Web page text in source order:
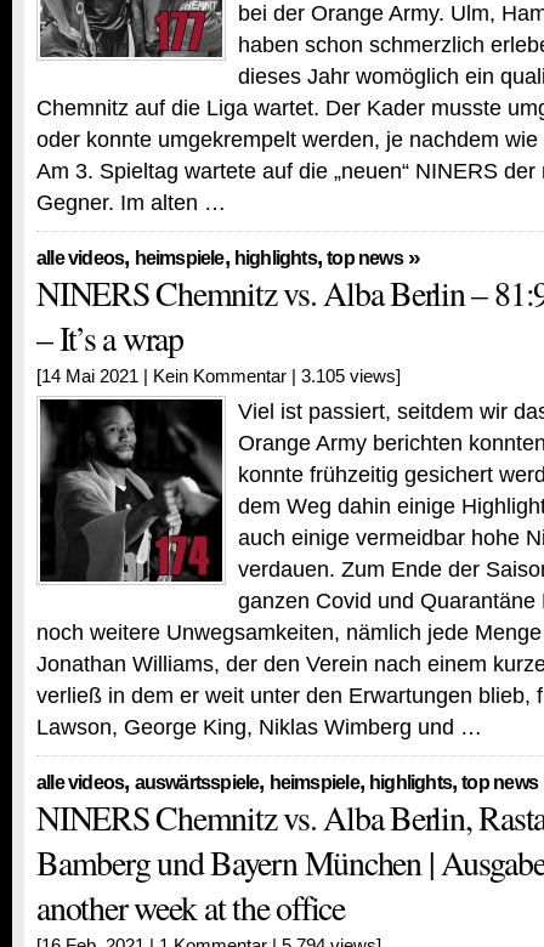
bei der Orange Army. Ulm,
haben schon schmerzlich
dieses Jahr womöglich ein
Chemnitz auf die Liga wartet. Der Kader musste
oder konnte umgekrempelt werden, je nachdem
Am 3. Spieltag wartete auf die „neuen“ NINERS
Gegner. Im alten …
alle videos, heimspiele, highlights,top news»
NINERS Chemnitz vs. Alba Berlin –
– It’s a wrap
[14 Mai 2021 | Kein Kommentar | 3.105 views]
Viel ist passiert, seitdem wir
Orange Army berichten
konnte frühzeitig gesichert
dem Weg dahin einige
auch einige vermeidbar hohe
verdauen. Zum Ende der
ganzen Covid und Quarantäne
noch weitere Unwegsamkeiten, nämlich jede
Jonathan Williams, der den Verein nach einem
verließ in dem er weit unter den Erwartungen blieb,
Lawson, George King, Niklas Wimberg und …
alle videos, auswärtsspiele, heimspiele, highlights,top news
NINERS Chemnitz vs. Alba Berlin,
Bamberg und Bayern München |
another week at the office